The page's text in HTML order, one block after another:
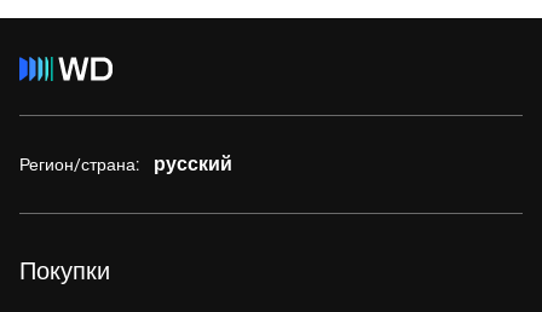
Регион/страна: русский
Покупки